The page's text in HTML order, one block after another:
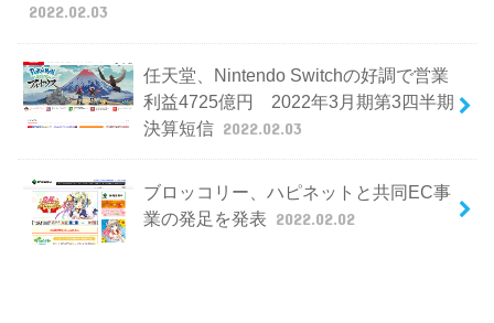
2022.02.03
任天堂、Nintendo Switchの好調で営業
利益4725億円 2022年3月期第3四半期
決算短信 2022.02.03
ブロッコリー、ハピネットと共同EC事
業の発足を発表 2022.02.02